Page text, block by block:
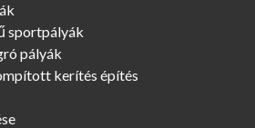
sportpályák
pályák
kerítés építés